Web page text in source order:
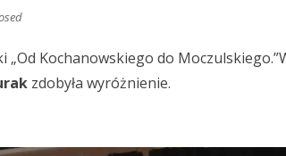
Kochanowskiego do Moczulskiego.”
zdobyła wyróżnienie.